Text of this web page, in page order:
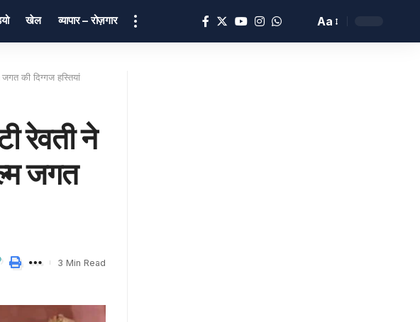
खेल व्यापार – रोज़गार Aa
की दिग्गज हस्तियां
रेवती ने
जगत
3 Min Read